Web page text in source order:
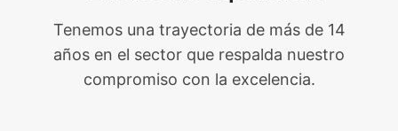
Tenemos una trayectoria de más de 14
años en el sector que respalda nuestro
compromiso con la excelencia.